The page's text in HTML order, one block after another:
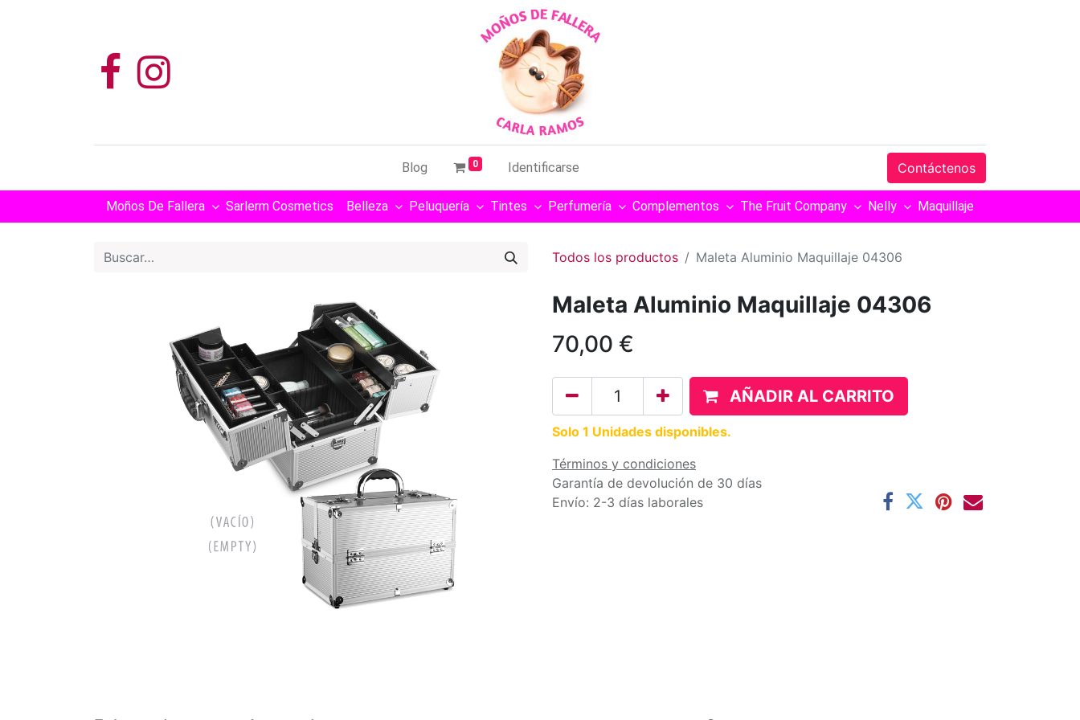
Blog 0 Identificarse Contáctenos
Moños De Fallera Sarlerm Cosmetics Belleza Peluquería Tintes Perfumería Complementos The Fruit Company Nelly Maquillaje
Todos los productos Maleta Aluminio Maquillaje 04306
Maleta Aluminio Maquillaje 04306
70,00 €
AÑADIR AL CARRITO
Solo 1 Unidades disponibles.
Términos y condiciones
Garantía de devolución de 30 días
Envío: 2-3 días laborales